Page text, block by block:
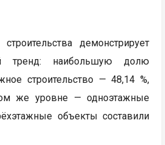
демонстрирует
тренд: наибольшую долю
строительство — 48,14 %,
же уровне — одноэтажные
объекты составили